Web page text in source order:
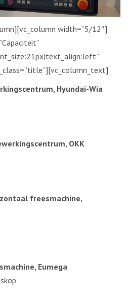
width=”5/12″]
Hyundai-Wia
OKK
freesmachine,
Eumega